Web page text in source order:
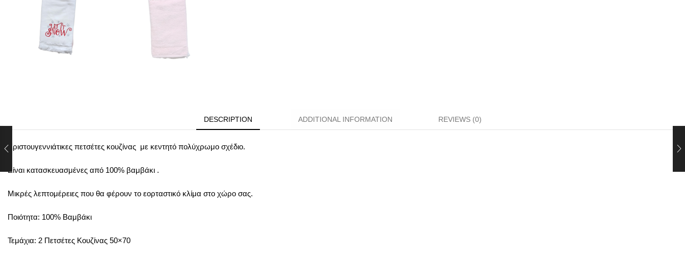
DESCRIPTION ADDITIONAL INFORMATION REVIEWS (0)
Χριστουγεννιάτικες πετσέτες κουζίνας με κεντητό πολύχρωμο σχέδιο.
Είναι κατασκευασμένες από 100% βαμβάκι .
Μικρές λεπτομέρειες που θα φέρουν το εορταστικό κλίμα στο χώρο σας.
Ποιότητα: 100% Βαμβάκι
Τεμάχια: 2 Πετσέτες Κουζίνας 50×70